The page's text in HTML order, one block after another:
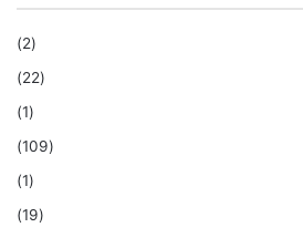
(2)
(22)
(1)
(109)
(1)
(19)